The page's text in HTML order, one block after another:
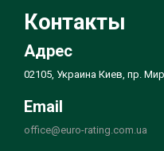
Контакты
Адрес
02105, Украина Киев, пр.
Email
office@euro-rating.com.ua